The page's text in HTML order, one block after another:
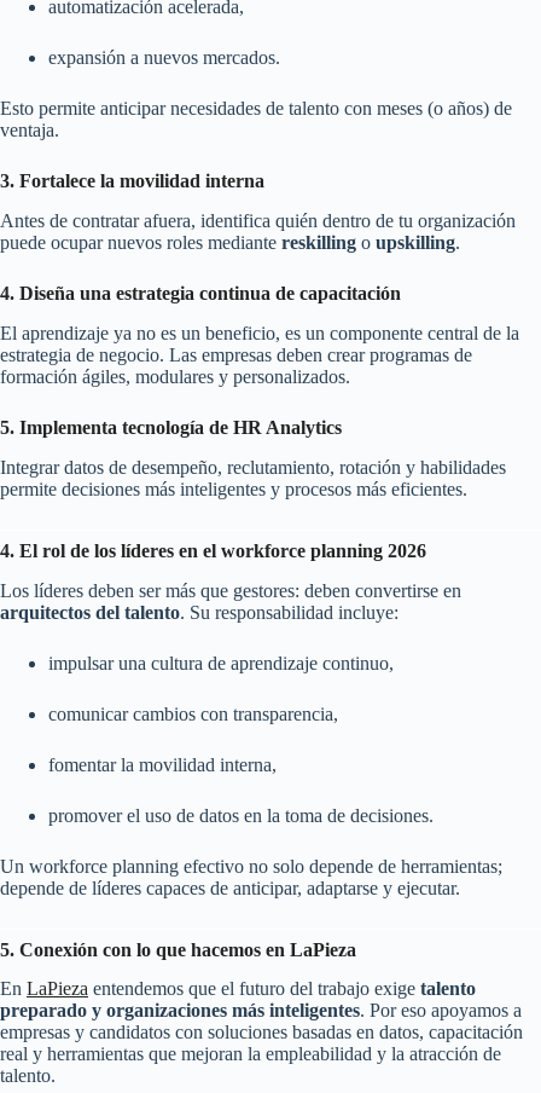
automatización acelerada,
expansión a nuevos mercados.
Esto permite anticipar necesidades de talento con meses (o años) de
ventaja.
3. Fortalece la movilidad interna
Antes de contratar afuera, identifica quién dentro de tu organización
puede ocupar nuevos roles mediante reskilling o upskilling.
4. Diseña una estrategia continua de capacitación
El aprendizaje ya no es un beneficio, es un componente central de la
estrategia de negocio. Las empresas deben crear programas de
formación ágiles, modulares y personalizados.
5. Implementa tecnología de HR Analytics
Integrar datos de desempeño, reclutamiento, rotación y habilidades
permite decisiones más inteligentes y procesos más eficientes.
4. El rol de los líderes en el workforce planning 2026
Los líderes deben ser más que gestores: deben convertirse en
arquitectos del talento. Su responsabilidad incluye:
impulsar una cultura de aprendizaje continuo,
comunicar cambios con transparencia,
fomentar la movilidad interna,
promover el uso de datos en la toma de decisiones.
Un workforce planning efectivo no solo depende de herramientas;
depende de líderes capaces de anticipar, adaptarse y ejecutar.
5. Conexión con lo que hacemos en LaPieza
En LaPieza entendemos que el futuro del trabajo exige talento
preparado y organizaciones más inteligentes. Por eso apoyamos a
empresas y candidatos con soluciones basadas en datos, capacitación
real y herramientas que mejoran la empleabilidad y la atracción de
talento.